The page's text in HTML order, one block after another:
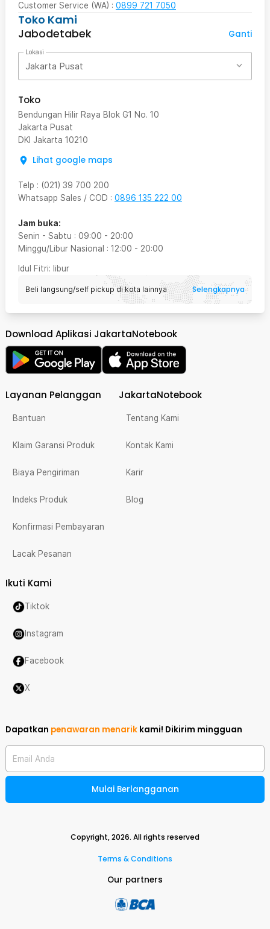
Customer Service (WA) : 0899 721 7050
Toko Kami
Jabodetabek
Ganti
Lokasi
Jakarta Pusat
Toko
Bendungan Hilir Raya Blok G1 No. 10
Jakarta Pusat
DKI Jakarta 10210
Lihat google maps
Telp : (021) 39 700 200
Whatsapp Sales / COD : 0896 135 222 00
Jam buka:
Senin - Sabtu : 09:00 - 20:00
Minggu/Libur Nasional : 12:00 - 20:00
Idul Fitri: libur
Beli langsung/self pickup di kota lainnya Selengkapnya
Download Aplikasi JakartaNotebook
Layanan Pelanggan
Bantuan
Klaim Garansi Produk
Biaya Pengiriman
Indeks Produk
Konfirmasi Pembayaran
Lacak Pesanan
JakartaNotebook
Tentang Kami
Kontak Kami
Karir
Blog
Ikuti Kami
Tiktok
Instagram
Facebook
X
Dapatkan penawaran menarik kami! Dikirim mingguan
Email Anda
Mulai Berlangganan
Copyright,2026. All rights reserved
Terms & Conditions
Our partners